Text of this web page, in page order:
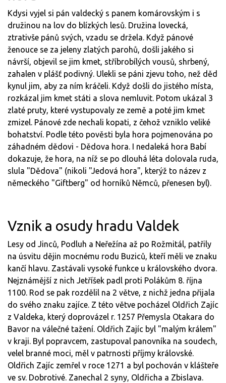
Kdysi vyjel si pán valdecký s panem komárovským i s
družinou na lov do blízkých lesů. Družina lovecká,
ztrativše pánů svých, vzadu se držela. Když pánové
ženouce se za jeleny zlatých parohů, došli jakého si
návrší, objevil se jim kmet, stříbrobílých vousů, shrbený,
zahalen v plášť podivný. Ulekli se páni zjevu toho, než děd
kynul jim, aby za ním kráčeli. Když došli do jistého místa,
rozkázal jim kmet státi a slova nemluvit. Potom ukázal 3
zlaté pruty, které vystupovaly ze země a poté jim kmet
zmizel. Pánové zde nechali kopati, z čehož vzniklo veliké
bohatství. Podle této pověsti byla hora pojmenována po
záhadném dědovi - Dědova hora. I nedaleká hora Babí
dokazuje, že hora, na níž se po dlouhá léta dolovala ruda,
slula "Dědova" (nikoli "Jedová hora", kterýž to název z
německého "Giftberg" od horníků Němců, přenesen byl).
Vznik a osudy hradu Valdek
Lesy od Jinců, Podluh a Neřežína až po Rožmitál, patřily
na úsvitu dějin mocnému rodu Buziců, kteří měli ve znaku
kančí hlavu. Zastávali vysoké funkce u královského dvora.
Nejznámější z nich Jetříšek padl proti Polákům 8. října
1100. Rod se pak rozdělil na 2 větve, z nichž jedna přijala
do svého znaku zajíce. Z této větve pocházel Oldřich Zajíc
z Valdeka, který doprovázel r. 1257 Přemysla Otakara do
Bavor na válečné tažení. Oldřich Zajíc byl "malým králem"
v kraji. Byl popravcem, zastupoval panovníka na soudech,
velel branné moci, měl v patrnosti příjmy královské.
Oldřich Zajíc zemřel v roce 1271 a byl pochován v klášteře
ve sv. Dobrotivé. Zanechal 2 syny, Oldřicha a Zbislava.